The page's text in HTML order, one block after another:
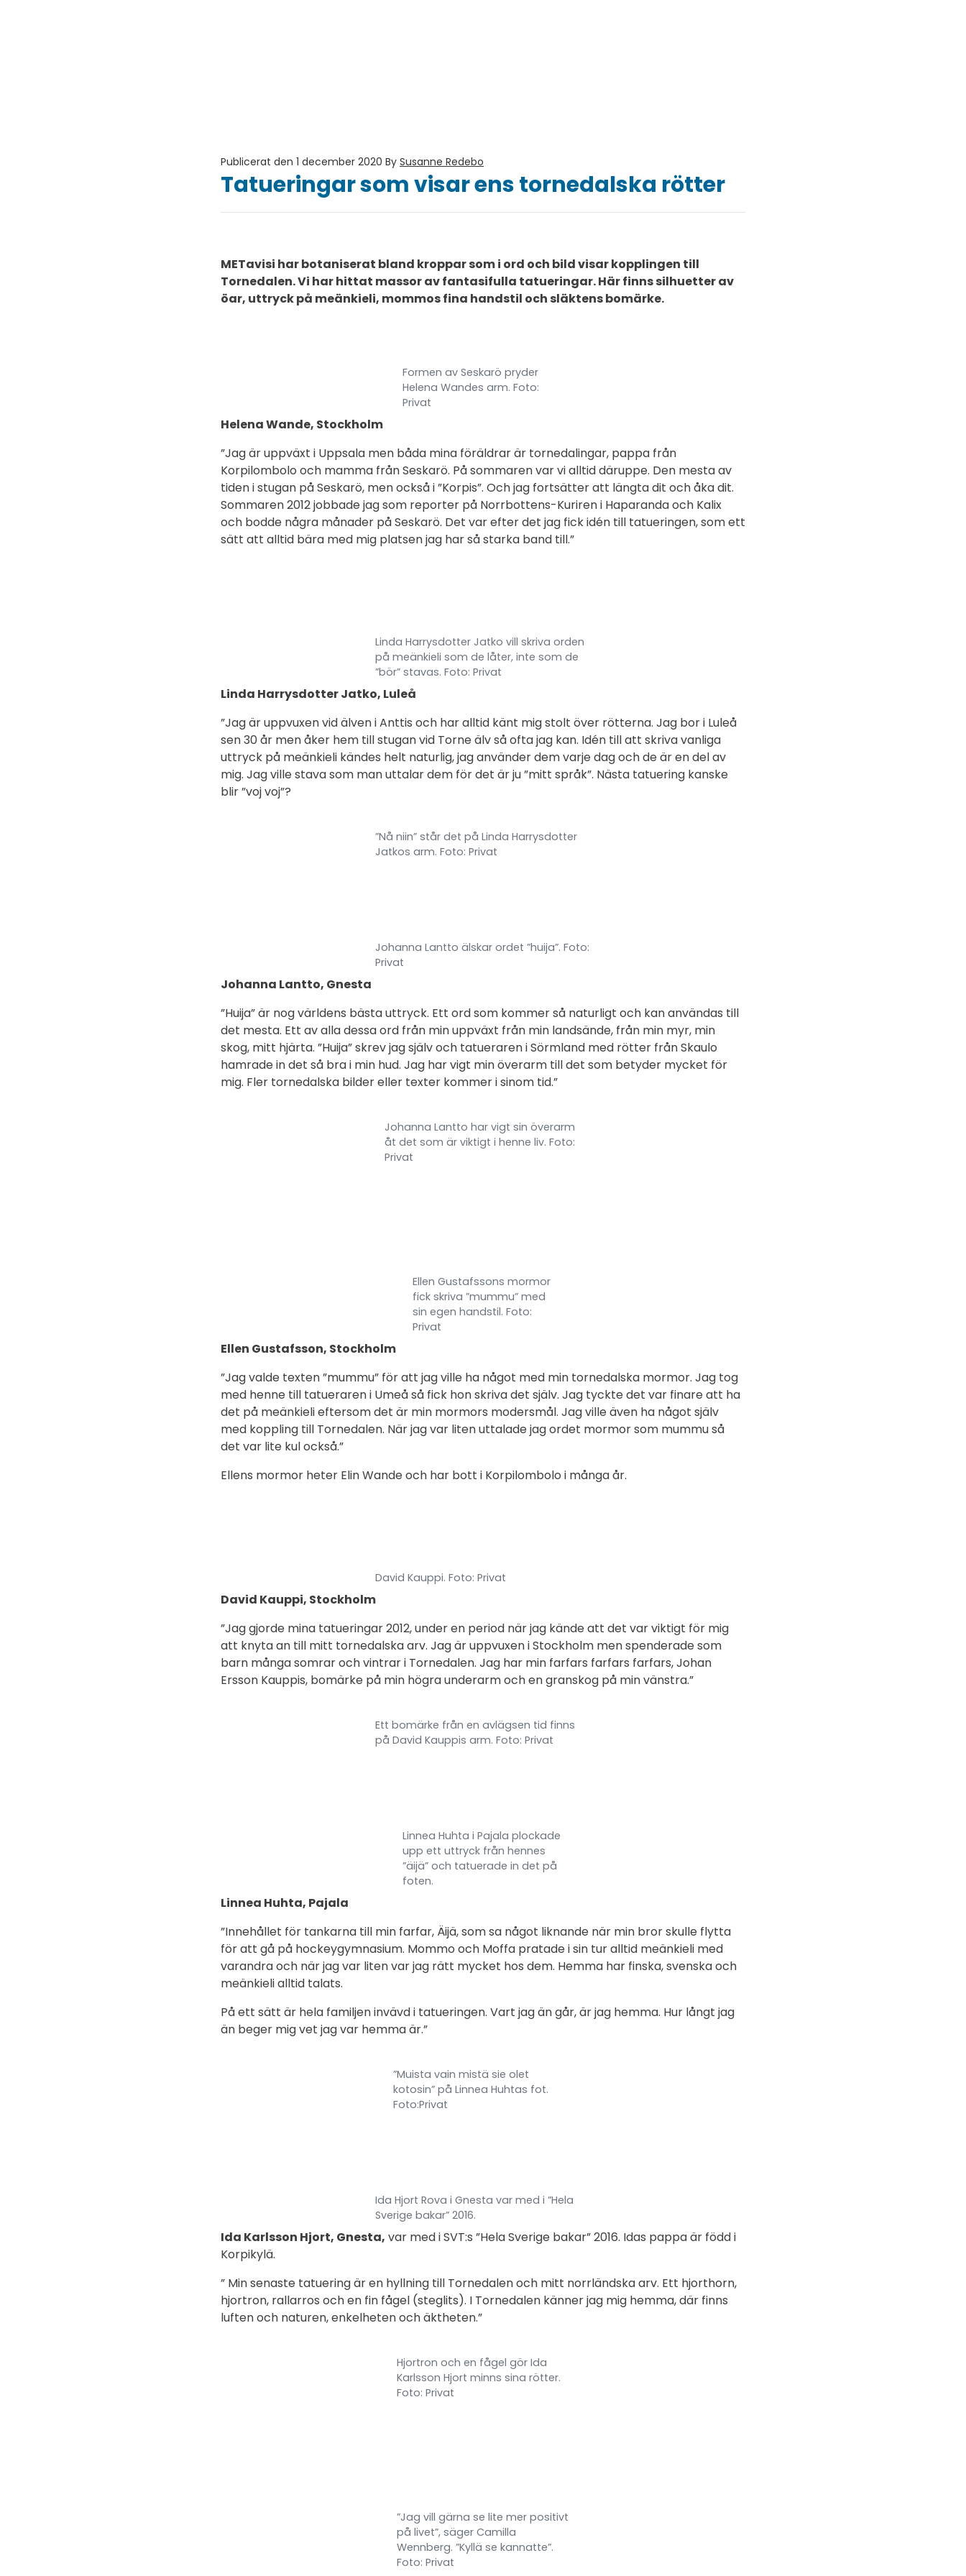
Publicerat den 1 december 2020 By Susanne Redebo
Tatueringar som visar ens tornedalska rötter
METavisi har botaniserat bland kroppar som i ord och bild visar kopplingen till
Tornedalen. Vi har hittat massor av fantasifulla tatueringar. Här finns silhuetter av
öar, uttryck på meänkieli, mommos fina handstil och släktens bomärke.
Formen av Seskarö pryder
Helena Wandes arm. Foto:
Privat
Helena Wande, Stockholm
”Jag är uppväxt i Uppsala men båda mina föräldrar är tornedalingar, pappa från
Korpilombolo och mamma från Seskarö. På sommaren var vi alltid däruppe. Den mesta av
tiden i stugan på Seskarö, men också i ”Korpis”. Och jag fortsätter att längta dit och åka dit.
Sommaren 2012 jobbade jag som reporter på Norrbottens-Kuriren i Haparanda och Kalix
och bodde några månader på Seskarö. Det var efter det jag fick idén till tatueringen, som ett
sätt att alltid bära med mig platsen jag har så starka band till.”
Linda Harrysdotter Jatko vill skriva orden
på meänkieli som de låter, inte som de
”bör” stavas. Foto: Privat
Linda Harrysdotter Jatko, Luleå
”Jag är uppvuxen vid älven i Anttis och har alltid känt mig stolt över rötterna. Jag bor i Luleå
sen 30 år men åker hem till stugan vid Torne älv så ofta jag kan. Idén till att skriva vanliga
uttryck på meänkieli kändes helt naturlig, jag använder dem varje dag och de är en del av
mig. Jag ville stava som man uttalar dem för det är ju ”mitt språk”. Nästa tatuering kanske
blir ”voj voj”?
”Nå niin” står det på Linda Harrysdotter
Jatkos arm. Foto: Privat
Johanna Lantto älskar ordet ”huija”. Foto:
Privat
Johanna Lantto, Gnesta
”Huija” är nog världens bästa uttryck. Ett ord som kommer så naturligt och kan användas till
det mesta. Ett av alla dessa ord från min uppväxt från min landsände, från min myr, min
skog, mitt hjärta. ”Huija” skrev jag själv och tatueraren i Sörmland med rötter från Skaulo
hamrade in det så bra i min hud. Jag har vigt min överarm till det som betyder mycket för
mig. Fler tornedalska bilder eller texter kommer i sinom tid.”
Johanna Lantto har vigt sin överarm
åt det som är viktigt i henne liv. Foto:
Privat
Ellen Gustafssons mormor
fick skriva ”mummu” med
sin egen handstil. Foto:
Privat
Ellen Gustafsson, Stockholm
”Jag valde texten ”mummu” för att jag ville ha något med min tornedalska mormor. Jag tog
med henne till tatueraren i Umeå så fick hon skriva det själv. Jag tyckte det var finare att ha
det på meänkieli eftersom det är min mormors modersmål. Jag ville även ha något själv
med koppling till Tornedalen. När jag var liten uttalade jag ordet mormor som mummu så
det var lite kul också.”
Ellens mormor heter Elin Wande och har bott i Korpilombolo i många år.
David Kauppi. Foto: Privat
David Kauppi, Stockholm
”Jag gjorde mina tatueringar 2012, under en period när jag kände att det var viktigt för mig
att knyta an till mitt tornedalska arv. Jag är uppvuxen i Stockholm men spenderade som
barn många somrar och vintrar i Tornedalen. Jag har min farfars farfars farfars, Johan
Ersson Kauppis, bomärke på min högra underarm och en granskog på min vänstra.”
Ett bomärke från en avlägsen tid finns
på David Kauppis arm. Foto: Privat
Linnea Huhta i Pajala plockade
upp ett uttryck från hennes
”äijä” och tatuerade in det på
foten.
Linnea Huhta, Pajala
”Innehållet för tankarna till min farfar, Äijä, som sa något liknande när min bror skulle flytta
för att gå på hockeygymnasium. Mommo och Moffa pratade i sin tur alltid meänkieli med
varandra och när jag var liten var jag rätt mycket hos dem. Hemma har finska, svenska och
meänkieli alltid talats.
På ett sätt är hela familjen invävd i tatueringen. Vart jag än går, är jag hemma. Hur långt jag
än beger mig vet jag var hemma är.”
”Muista vain mistä sie olet
kotosin” på Linnea Huhtas fot.
Foto:Privat
Ida Hjort Rova i Gnesta var med i ”Hela
Sverige bakar” 2016.
Ida Karlsson Hjort, Gnesta, var med i SVT:s ”Hela Sverige bakar” 2016. Idas pappa är född i
Korpikylä.
” Min senaste tatuering är en hyllning till Tornedalen och mitt norrländska arv. Ett hjorthorn,
hjortron, rallarros och en fin fågel (steglits). I Tornedalen känner jag mig hemma, där finns
luften och naturen, enkelheten och äktheten.”
Hjortron och en fågel gör Ida
Karlsson Hjort minns sina rötter.
Foto: Privat
”Jag vill gärna se lite mer positivt
på livet”, säger Camilla
Wennberg. ”Kyllä se kannatte”.
Foto: Privat